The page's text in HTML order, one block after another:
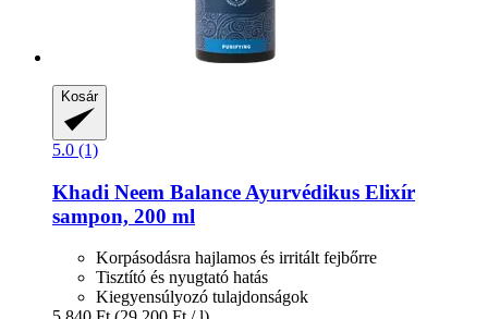
Kosár
5.0 (1)
Khadi Neem Balance Ayurvédikus Elixír
sampon, 200 ml
Korpásodásra hajlamos és irritált fejbőrre
Tisztító és nyugtató hatás
Kiegyensúlyozó tulajdonságok